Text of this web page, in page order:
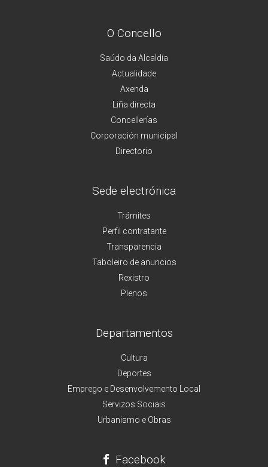
O Concello
Saúdo da Alcaldía
Actualidade
Axenda
Liña directa
Concellerías
Corporación municipal
Directorio
Sede electrónica
Trámites
Perfil contratante
Transparencia
Taboleiro de anuncios
Rexistro
Plenos
Departamentos
Cultura
Deportes
Emprego e Desenvolvemento Local
Servizos Sociais
Urbanismo e Obras
Facebook